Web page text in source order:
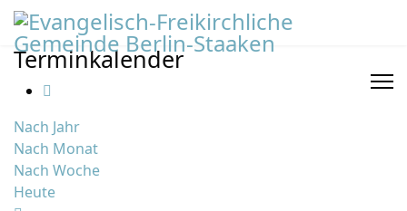
Terminkalender
Nach Jahr
Nach Monat
Nach Woche
Heute